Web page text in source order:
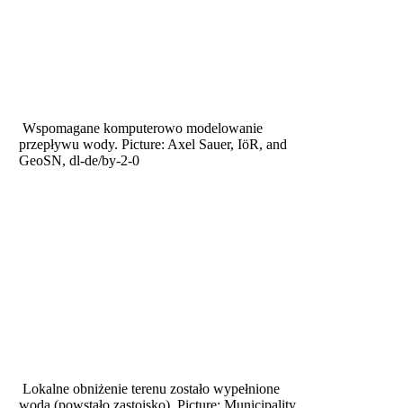
Wspomagane komputerowo modelowanie
przepływu wody. Picture: Axel Sauer, IöR, and
GeoSN, dl-de/by-2-0
Lokalne obniżenie terenu zostało wypełnione
wodą (powstało zastoisko). Picture: Municipality